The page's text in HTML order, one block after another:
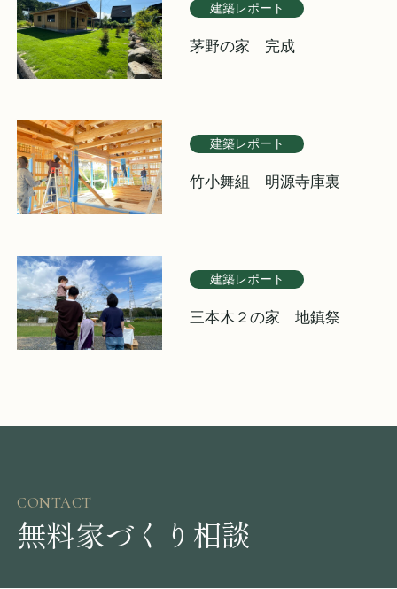
建築レポート
茅野の家 完成
建築レポート
竹小舞組 明源寺庫裏
建築レポート
三本木２の家 地鎮祭
CONTACT
無料家づくり相談